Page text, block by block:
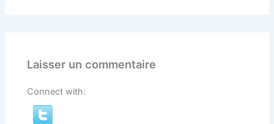
Laisser un commentaire
Connect with: